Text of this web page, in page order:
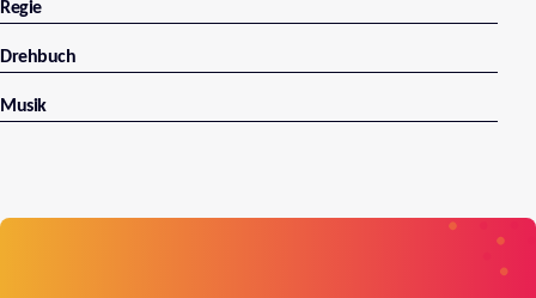
Regie
Drehbuch
Musik